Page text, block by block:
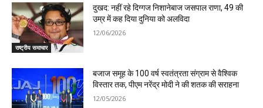
राष्ट्रीय समाचार
दुखद: नहीं रहे दिग्गज निशानेबाज जसपाल राणा, 49 की
उम्र में कह दिया दुनिया को अलविदा
12/06/2026
बजाज समूह के 100 वर्ष स्वतंत्रता संग्राम से वैश्विक
विस्तार तक, पीएम नरेंद्र मोदी ने की शतक की सराहना
12/05/2026